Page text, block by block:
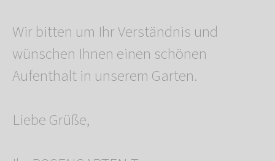
Wir bitten um Ihr Verständnis und
wünschen Ihnen einen schönen
Aufenthalt in unserem Garten.
Liebe Grüße,